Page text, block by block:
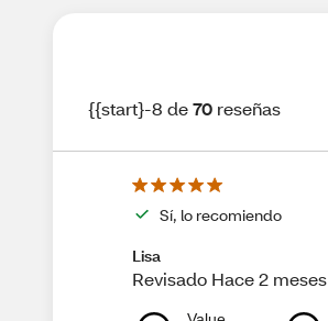
{{start}-8 de70 reseñas
Sí, lo recomiendo
Lisa
Revisado Hace 2 meses